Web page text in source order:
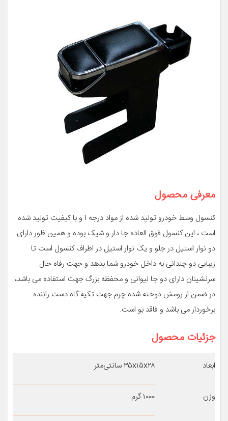
معرفی محصول
کنسول وسط خودرو تولید شده از مواد درجه 1 و با کیفیت تولید شده
است ، این کنسول فوق العاده جا دار و شیک بوده و همین ظور دارای
دو نوار استیل در جلو و یک نوار استیل در اطراف کنسول است تا
زیبایی دو چندانی به داخل خودرو شما بدهد و جهت رفاه حال
سرنشینان دارای دو جا لیوانی و محفظه بزرگ جهت استفاده می باشد،
در ضمن از رومش دوخته شده چرم جهت تکیه گاه دست راننده
برخوردار می باشد و فاقد بو است.
جزئیات محصول
ابعاد ۳۵x۱۵x۲۸ سانتی‌متر
وزن ۱۰۰۰ گرم